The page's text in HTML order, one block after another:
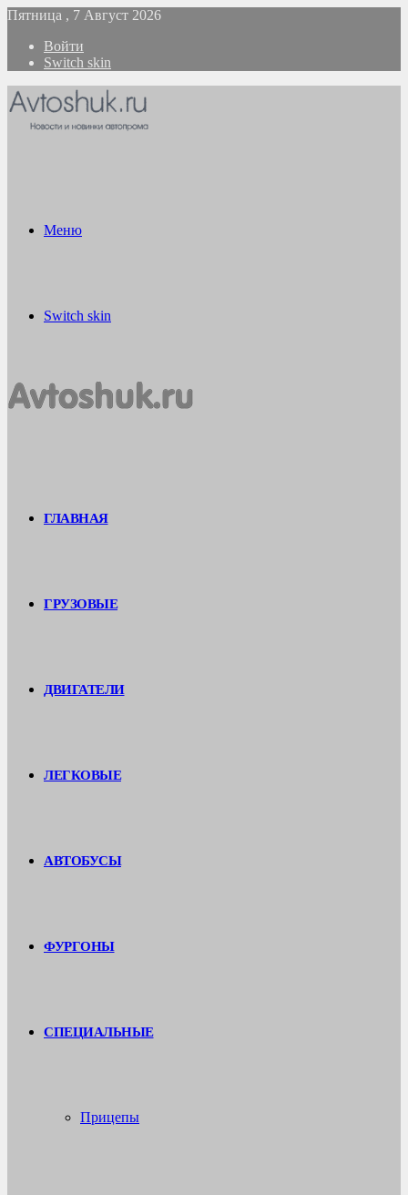
Пятница , 7 Август 2026
Войти
Switch skin
Меню
Switch skin
ГЛАВНАЯ
ГРУЗОВЫЕ
ДВИГАТЕЛИ
ЛЕГКОВЫЕ
АВТОБУСЫ
ФУРГОНЫ
СПЕЦИАЛЬНЫЕ
Прицепы